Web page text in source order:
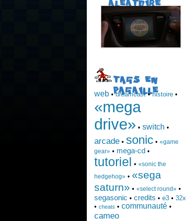
ALEATOIRE
TAGS EN
PAGAILLE
web •dreamcast•histoire •
«mega
drive» •switch •
arcade • sonic •«game
gear» • mega-cd •
tutoriel •«sonic the
hedgehog» •«sega
saturn» •«select round» •
segasonic •credits •e3 •32x
•cheats •communauté •
cameo